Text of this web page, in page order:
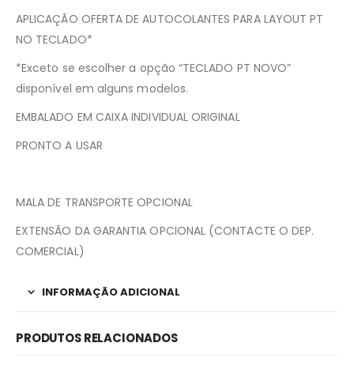
APLICAÇÃO OFERTA DE AUTOCOLANTES PARA LAYOUT PT
NO TECLADO*
*Exceto se escolher a opção “TECLADO PT NOVO”
disponível em alguns modelos.
EMBALADO EM CAIXA INDIVIDUAL ORIGINAL
PRONTO A USAR
MALA DE TRANSPORTE OPCIONAL
EXTENSÃO DA GARANTIA OPCIONAL (CONTACTE O DEP.
COMERCIAL)
INFORMAÇÃO ADICIONAL
PRODUTOS RELACIONADOS